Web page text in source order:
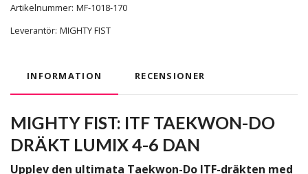
Artikelnummer: MF-1018-170
Leverantör: MIGHTY FIST
INFORMATION RECENSIONER
MIGHTY FIST: ITF TAEKWON-DO
DRÄKT LUMIX 4-6 DAN
Upplev den ultimata Taekwon-Do ITF-dräkten med